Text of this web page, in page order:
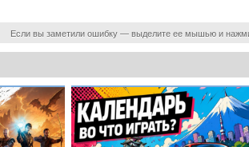
Если вы заметили ошибку — выделите ее мышью и